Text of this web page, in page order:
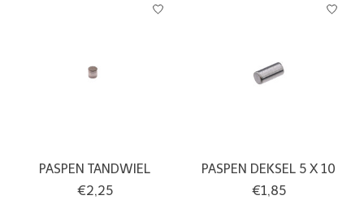
PASPEN TANDWIEL
€2,25
PASPEN DEKSEL 5 X 10
€1,85